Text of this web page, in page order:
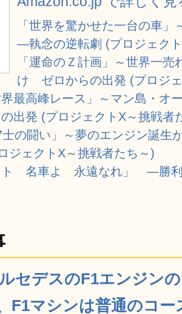
「世界を驚かせた一台の車
―執念の逆転劇 (プロジェク
「運命のＺ計画」～世界一
け ゼロからの出発 (プロジ
最高峰レース」～マン島・
出発 (プロジェクトX～挑戦者
士の闘い」～夢のエンジン誕
ジェクトX～挑戦者たち～)
ト 名車よ 永遠なれ」 ―勝利
セデスのF1エンジン
F1マシンは普通のコ